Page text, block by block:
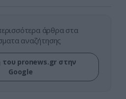
άρθρα στα
αναζήτησης
του pronews.gr στην
Google